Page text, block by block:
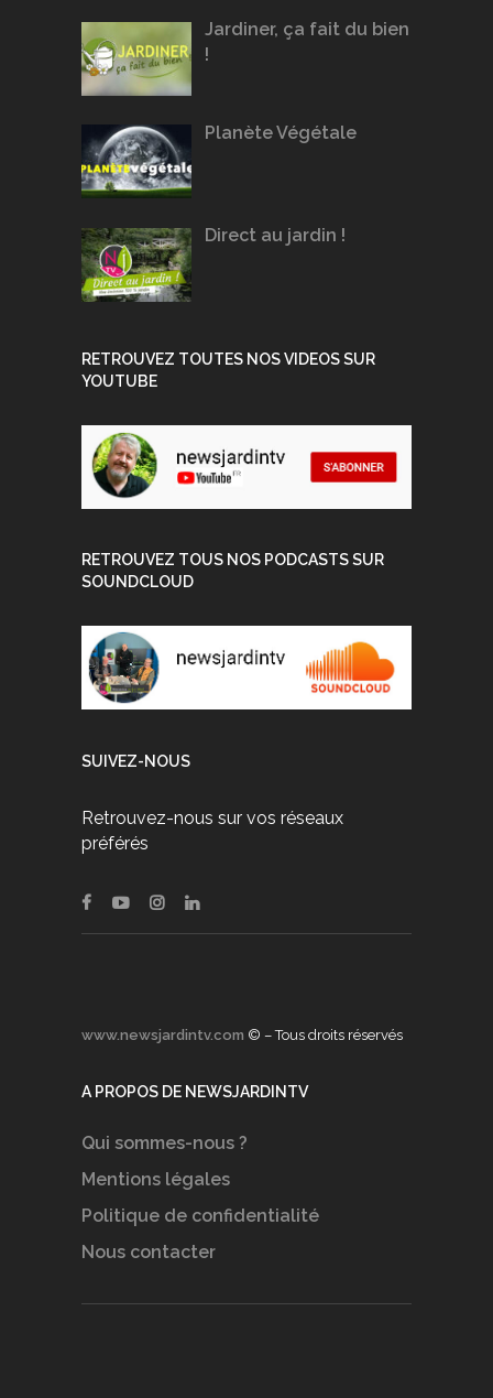
Jardiner, ça fait du bien
!
Planète Végétale
Direct au jardin !
RETROUVEZ TOUTES NOS VIDEOS SUR
YOUTUBE
RETROUVEZ TOUS NOS PODCASTS SUR
SOUNDCLOUD
SUIVEZ-NOUS
Retrouvez-nous sur vos réseaux
préférés
www.newsjardintv.com © – Tous droits réservés
A PROPOS DE NEWSJARDINTV
Qui sommes-nous ?
Mentions légales
Politique de confidentialité
Nous contacter